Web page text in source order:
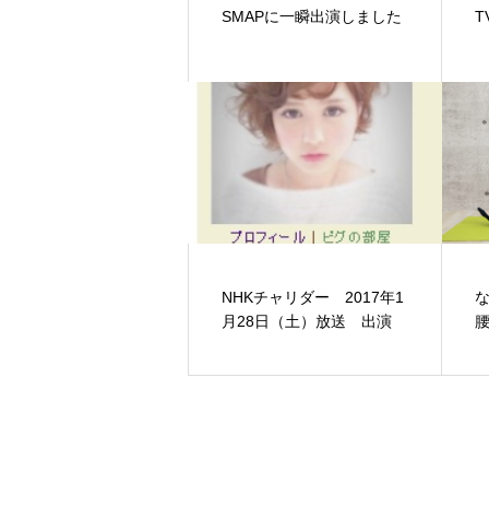
SMAPに一瞬出演しました
NHKチャリダー 2017年1
月28日（土）放送 出演